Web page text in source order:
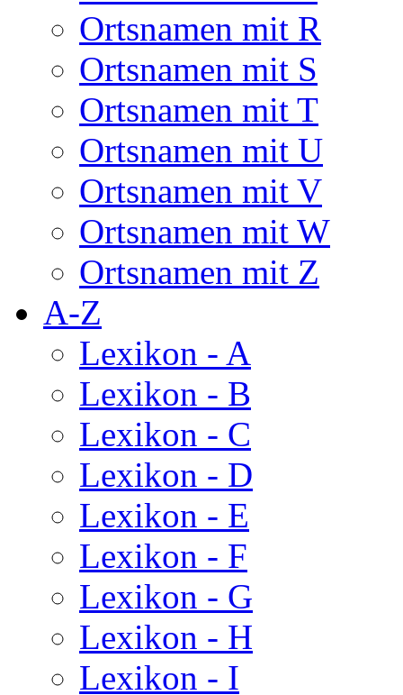
Ortsnamen mit R
Ortsnamen mit S
Ortsnamen mit T
Ortsnamen mit U
Ortsnamen mit V
Ortsnamen mit W
Ortsnamen mit Z
A-Z
Lexikon - A
Lexikon - B
Lexikon - C
Lexikon - D
Lexikon - E
Lexikon - F
Lexikon - G
Lexikon - H
Lexikon - I